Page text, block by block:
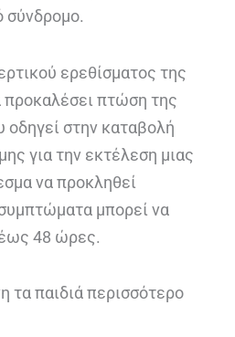
σύνδρομο.
ερεθίσματος της
προκαλέσει πτώση της
οδηγεί στην καταβολή
για την εκτέλεση μιας
να προκληθεί
μπορεί να
48 ώρες.
τα παιδιά περισσότερο